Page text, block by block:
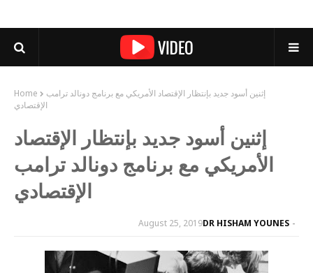
Home
إثنين أسود جديد بإنتظار الإقتصاد الأمريكي مع برنامج دونالد ترامب
الإقتصادي
إثنين أسود جديد بإنتظار الإقتصاد
الأمريكي مع برنامج دونالد ترامب
الإقتصادي
DR HISHAM YOUNES
August 25, 2019